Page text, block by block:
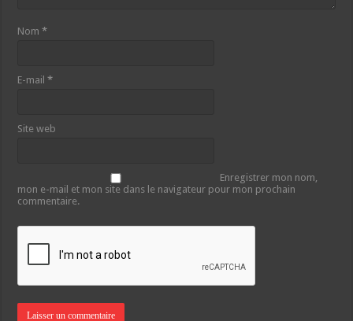
Nom*
E-mail*
Site web
Enregistrer mon nom,
mon e-mail et mon site dans le navigateur pour mon prochain
commentaire.